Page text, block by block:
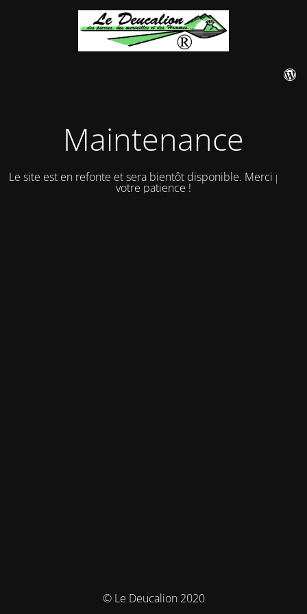
Maintenance
Le site est en refonte et sera bientôt disponible. Merci pour
votre patience !
© Le Deucalion 2020